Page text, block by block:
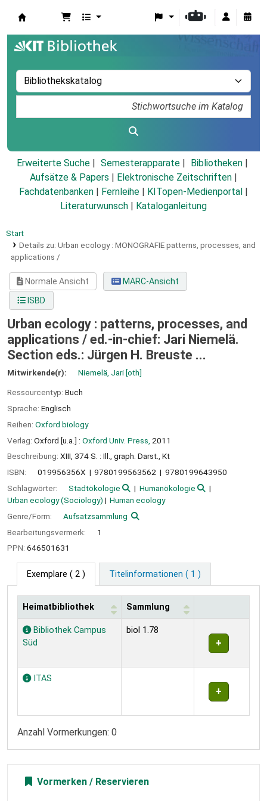
Erweiterte Suche Semesterapparate
Bibliotheken
Aufsätze & Papers
Elektronische Zeitschriften
Fachdatenbanken
Fernleihe KITopen-Medienportal
Literaturwunsch
Kataloganleitung
Start
Details zu: Urban ecology : MONOGRAFIEpatterns, processes, and
applications /
Normale Ansicht
MARC-Ansicht
ISBD
Urban ecology : patterns, processes, and
applications / ed.-in-chief: Jari Niemelä.
Section eds.: Jürgen H. Breuste ...
Mitwirkende(r): Niemelä, Jari [oth]
Ressourcentyp: Buch
Sprache: Englisch
Reihen: Oxford biology
Verlag: Oxford [u.a.] : Oxford Univ. Press, 2011
Beschreibung: XIII, 374 S. : Ill., graph. Darst., Kt
ISBN:
019956356X 9780199563562
9780199643950
Schlagwörter:
Stadtökologie
Humanökologie
Urban ecology (Sociology)
Human ecology
Genre/Form:
Aufsatzsammlung
Bearbeitungsvermerk:
1
PPN: 646501631
Exemplare ( 2 ) Titelinformationen ( 1 )
Exemplare
Heimatbibliothek Sammlung
Bibliothek Campus
Süd
biol 1.78
ITAS
Anzahl Vormerkungen: 0
Vormerken